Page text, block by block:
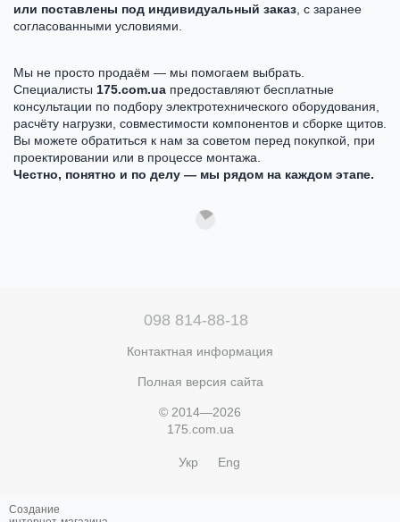
или поставлены под индивидуальный заказ , с заранее
согласованными условиями.
Мы не просто продаём — мы помогаем выбрать.
Специалисты 175.com.ua предоставляют бесплатные
консультации по подбору электротехнического оборудования,
расчёту нагрузки, совместимости компонентов и сборке щитов.
Вы можете обратиться к нам за советом перед покупкой, при
проектировании или в процессе монтажа.
Честно, понятно и по делу — мы рядом на каждом этапе.
098 814-88-18
Контактная информация
Полная версия сайта
© 2014—2026
175.com.ua
Укр Eng
Создание